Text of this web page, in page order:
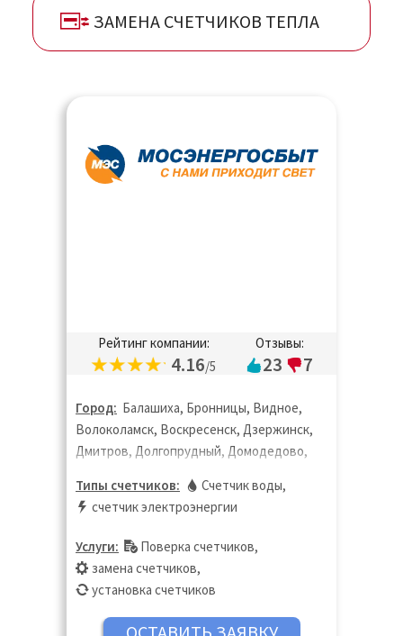
ЗАМЕНА СЧЕТЧИКОВ ТЕПЛА
Рейтинг компании:
4.16/5
Отзывы:
23 7
Город: Балашиха, Бронницы, Видное,
Волоколамск, Воскресенск, Дзержинск,
Дмитров, Долгопрудный, Домодедово,
Звенигород, Зеленоград, Истра, Кашира,
Клин, Коломна, Королёв, Котельники,
Красногорск, Краснознаменск, Лобня,
Лосино-Петровский, Луховицы,
Лыткарино, Люберцы, Можайск, Москва,
Московская область, Мытищи, Наро-
Фоминск, Ногинск, Одинцово, Орехово-
Типы счетчиков: Счетчик воды,
счетчик электроэнергии
Услуги: Поверка счетчиков,
замена счетчиков,
установка счетчиков